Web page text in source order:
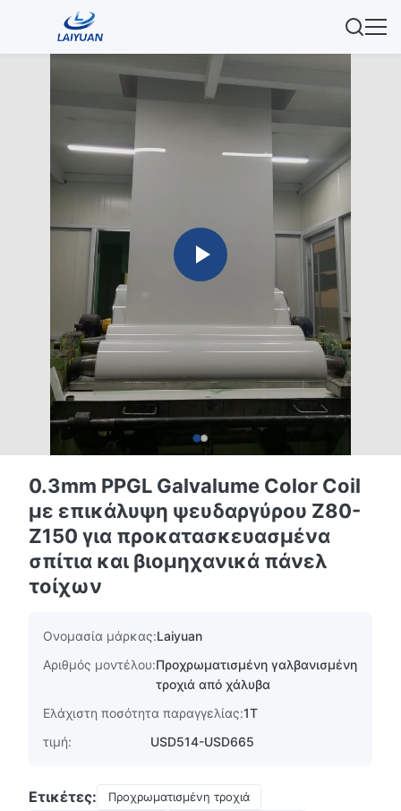
0.3mm PPGL Galvalume Color Coil
με επικάλυψη ψευδαργύρου Z80-
Z150 για προκατασκευασμένα
σπίτια και βιομηχανικά πάνελ
τοίχων
Ονομασία μάρκας:Laiyuan
Αριθμός μοντέλου:Προχρωματισμένη γαλβανισμένη
τροχιά από χάλυβα
Ελάχιστη ποσότητα παραγγελίας:1T
τιμή:
USD514-USD665
Ετικέτες:
Προχρωματισμένη τροχιά